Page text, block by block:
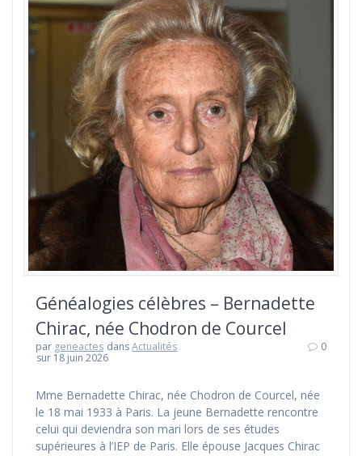
Généalogies célèbres – Bernadette
Chirac, née Chodron de Courcel
par geneactes dansActualités
sur 18 juin 2026
0
Mme Bernadette Chirac, née Chodron de Courcel, née
le 18 mai 1933 à Paris. La jeune Bernadette rencontre
celui qui deviendra son mari lors de ses études
supérieures à l’IEP de Paris. Elle épouse Jacques Chirac